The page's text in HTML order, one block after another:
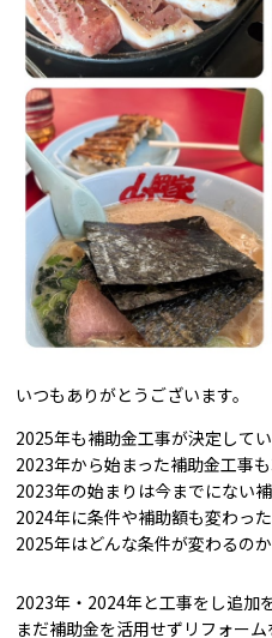
いつもありがとうございます。
2025年も補助金工事が決定してい
2023年から始まった補助金工事も
2023年の始まりは今までにない
2024年に条件や補助額も変わった
2025年はどんな条件が変わるの
2023年・2024年と工事をし追加
まだ補助金を活用せずリフォー